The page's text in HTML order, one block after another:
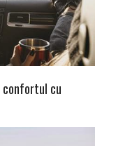
confortul cu